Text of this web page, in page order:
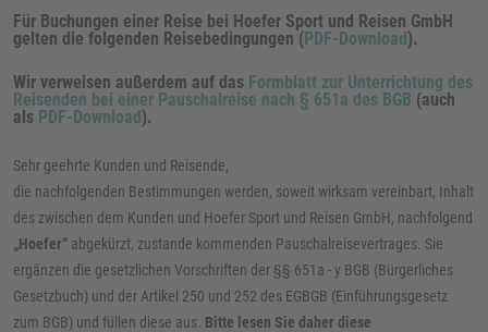
Für Buchungen einer Reise bei Hoefer Sport und Reisen GmbH
gelten die folgenden Reisebedingungen (PDF-Download).
Wir verweisen außerdem auf das Formblatt zur Unterrichtung des
Reisenden bei einer Pauschalreise nach § 651a des BGB (auch
als PDF-Download).
Sehr geehrte Kunden und Reisende,
die nachfolgenden Bestimmungen werden, soweit wirksam vereinbart, Inhalt
des zwischen dem Kunden und Hoefer Sport und Reisen GmbH, nachfolgend
„Hoefer“ abgekürzt, zustande kommenden Pauschalreisevertrages. Sie
ergänzen die gesetzlichen Vorschriften der §§ 651a - y BGB (Bürgerliches
Gesetzbuch) und der Artikel 250 und 252 des EGBGB (Einführungsgesetz
zum BGB) und füllen diese aus. Bitte lesen Sie daher diese